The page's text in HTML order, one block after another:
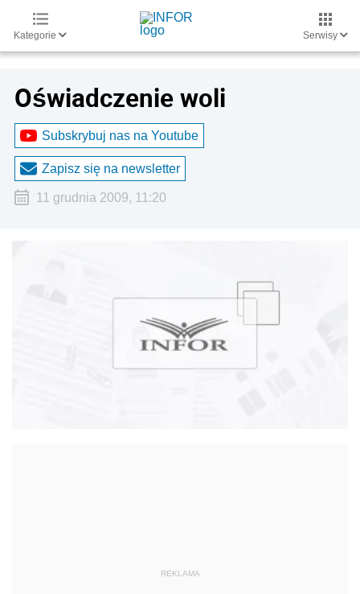
Kategorie Serwisy
Oświadczenie woli
Subskrybuj nas na Youtube
Zapisz się na newsletter
11 grudnia 2009, 11:20